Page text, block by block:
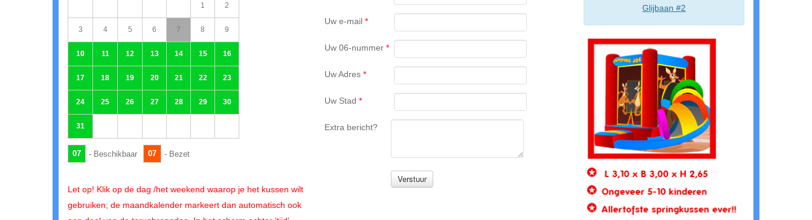
1 2
3 4 5 6 7 8 9
10 11 12 13 14 15 16
17 18 19 20 21 22 23
24 25 26 27 28 29 30
31
07 - Beschikbaar 07 - Bezet
Let op! Klik op de dag /het weekend waarop je het kussen wilt
gebruiken; de maandkalender markeert dan automatisch ook
Uw e-mail *
Uw 06-nummer *
Uw Adres *
Uw Stad *
Extra bericht?
Glijbaan #2